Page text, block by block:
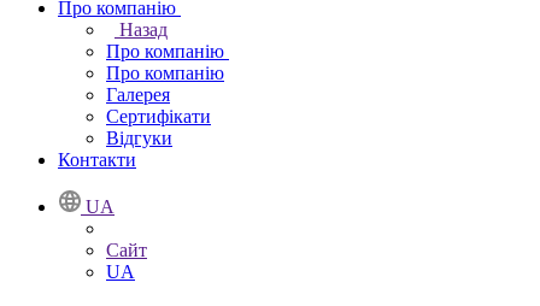
Про компанію
Назад
Про компанію
Про компанію
Галерея
Сертифікати
Відгуки
Контакти
UA
Сайт
UA